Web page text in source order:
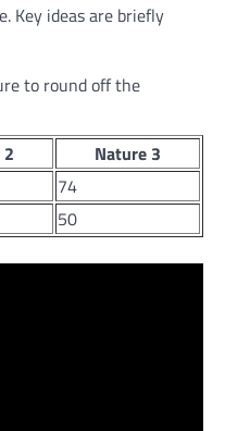
Key ideas are briefly
to round off the
Nature 3
74
50